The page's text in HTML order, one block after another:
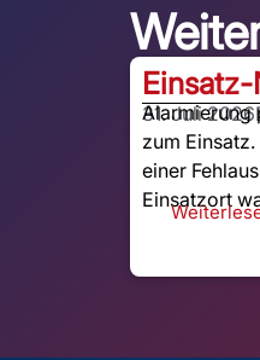
31. Juli 2026
Alarmierung
zum
einer
Einsatzort